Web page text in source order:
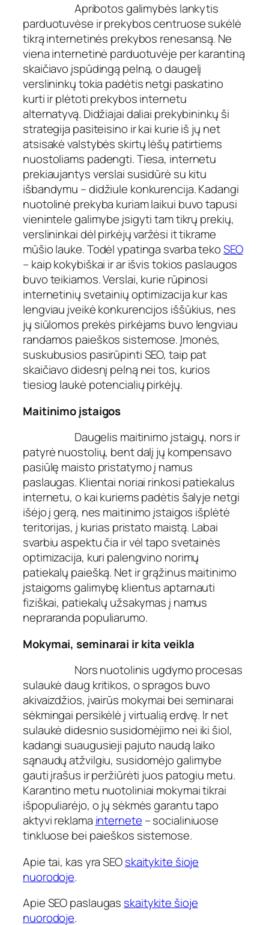
Apribotos galimybės lankytis
parduotuvėse ir prekybos centruose sukėlė
tikrą internetinės prekybos renesansą. Ne
viena internetinė parduotuvėje per karantiną
skaičiavo įspūdingą pelną, o daugelį
verslininkų tokia padėtis netgi paskatino
kurti ir plėtoti prekybos internetu
alternatyvą. Didžiajai daliai prekybininkų ši
strategija pasiteisino ir kai kurie iš jų net
atsisakė valstybės skirtų lėšų patirtiems
nuostoliams padengti. Tiesa, internetu
prekiaujantys verslai susidūrė su kitu
išbandymu – didžiule konkurencija. Kadangi
nuotolinė prekyba kuriam laikui buvo tapusi
vienintele galimybe įsigyti tam tikrų prekių,
verslininkai dėl pirkėjų varžėsi it tikrame
mūšio lauke. Todėl ypatinga svarba tekoSEO
– kaip kokybiškai ir ar išvis tokios paslaugos
buvo teikiamos. Verslai, kurie rūpinosi
internetinių svetainių optimizacija kur kas
lengviau įveikė konkurencijos iššūkius, nes
jų siūlomos prekės pirkėjams buvo lengviau
randamos paieškos sistemose. Įmonės,
suskubusios pasirūpinti SEO, taip pat
skaičiavo didesnį pelną nei tos, kurios
tiesiog laukė potencialių pirkėjų.
Maitinimo įstaigos
Daugelis maitinimo įstaigų, nors ir
patyrė nuostolių, bent dalį jų kompensavo
pasiūlę maisto pristatymo į namus
paslaugas. Klientai noriai rinkosi patiekalus
internetu, o kai kuriems padėtis šalyje netgi
išėjo į gerą, nes maitinimo įstaigos išplėtė
teritorijas, į kurias pristato maistą. Labai
svarbiu aspektu čia ir vėl tapo svetainės
optimizacija, kuri palengvino norimų
patiekalų paiešką. Net ir grąžinus maitinimo
įstaigoms galimybę klientus aptarnauti
fiziškai, patiekalų užsakymas į namus
nepraranda populiarumo.
Mokymai, seminarai ir kita veikla
Nors nuotolinis ugdymo procesas
sulaukė daug kritikos, o spragos buvo
akivaizdžios, įvairūs mokymai bei seminarai
sėkmingai persikėlė į virtualią erdvę. Ir net
sulaukė didesnio susidomėjimo nei iki šiol,
kadangi suaugusieji pajuto naudą laiko
sąnaudų atžvilgiu, susidomėjo galimybe
gauti įrašus ir peržiūrėti juos patogiu metu.
Karantino metu nuotoliniai mokymai tikrai
išpopuliarėjo, o jų sėkmės garantu tapo
aktyvi reklama internete – socialiniuose
tinkluose bei paieškos sistemose.
Apie tai, kas yra SEOskaitykite šioje
nuorodoje.
Apie SEO paslaugas skaitykite šioje
nuorodoje.